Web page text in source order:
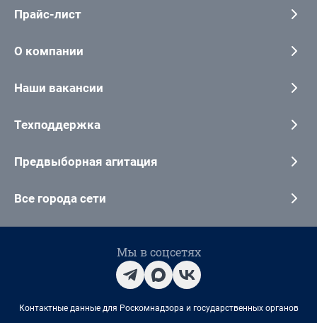
Прайс-лист
О компании
Наши вакансии
Техподдержка
Предвыборная агитация
Все города сети
Мы в соцсетях
Контактные данные для Роскомнадзора и государственных органов